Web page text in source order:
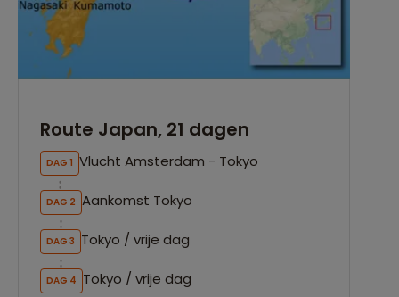
Route Japan, 21 dagen
DAG 1 Vlucht Amsterdam - Tokyo
DAG 2 Aankomst Tokyo
DAG 3 Tokyo / vrije dag
DAG 4 Tokyo / vrije dag